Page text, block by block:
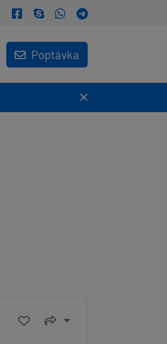
Poptávka